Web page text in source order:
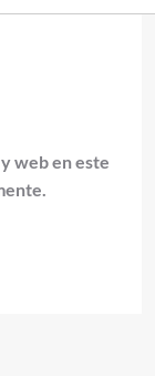
web en este